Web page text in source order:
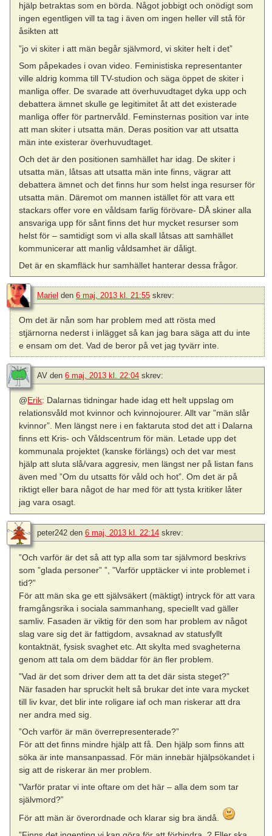
hjälp betraktas som en börda. Något jobbigt och onödigt som
ingen egentligen vill ta tag i även om ingen heller vill stå för
åsikten att
”jo vi skiter i att män begår självmord, vi skiter helt i det”
Som påpekades i ovan video. Feministiska representanter
ville aldrig komma till TV-studion och säga öppet de skiter i
manliga offer. De svarade att överhuvudtaget dyka upp och
debattera ämnet skulle ge legitimitet åt att det existerade
manliga offer för partnervåld. Feminsternas position var inte
att man skiter i utsatta män. Deras position var att utsatta
män inte existerar överhuvudtaget.
Och det är den positionen samhället har idag. De skiter i
utsatta män, låtsas att utsatta män inte finns, vägrar att
debattera ämnet och det finns hur som helst inga resurser för
utsatta män. Däremot om mannen istället för att vara ett
stackars offer vore en våldsam farlig förövare- DÅ skiner alla
ansvariga upp för sånt finns det hur mycket resurser som
helst för – samtidigt som vi alla skall låtsas att samhället
kommunicerar att manlig våldsamhet är dåligt.
Det är en skamfläck hur samhället hanterar dessa frågor.
Mariel den 6 maj, 2013 kl. 21:55 skrev:
Om det är nån som har problem med att rösta med
stjärnorna nederst i inlägget så kan jag bara säga att du inte
e ensam om det. Vad de beror på vet jag tyvärr inte.
AV den 6 maj, 2013 kl. 22:04 skrev:
@Erik: Dalarnas tidningar hade idag ett helt uppslag om
relationsvåld mot kvinnor och kvinnojourer. Allt var ”män slår
kvinnor”. Men längst nere i en faktaruta stod det att i Dalarna
finns ett Kris- och Våldscentrum för män. Letade upp det
kommunala projektet (kanske förlängs) och det var mest
hjälp att sluta slå/vara aggresiv, men längst ner på listan fans
även med ”Om du utsatts för våld och hot”. Om det är på
riktigt eller bara något de har med för att tysta kritiker låter
jag vara osagt.
peter242 den 6 maj, 2013 kl. 22:14 skrev:
”Och varför är det så att typ alla som tar självmord beskrivs
som ”glada personer” ”, ”Varför upptäcker vi inte problemet i
tid?”
För att män ska ge ett självsäkert (mäktigt) intryck för att vara
framgångsrika i sociala sammanhang, speciellt vad gäller
samliv. Fasaden är viktig för den som har problem av något
slag vare sig det är fattigdom, avsaknad av statusfyllt
kontaktnät, fysisk svaghet etc. Att skylta med svagheterna
genom att tala om dem bäddar för än fler problem.
”Vad är det som driver dem att ta det där sista steget?”
När fasaden har spruckit helt så brukar det inte vara mycket
till liv kvar, det blir inte roligare iaf och man riskerar att dra
ner andra med sig.
”Och varför är män överrepresenterade?”
För att det finns mindre hjälp att få. Den hjälp som finns att
söka är inte mansanpassad. För män innebär hjälpsökandet i
sig att de riskerar än mer problem.
”Varför pratar vi inte oftare om det här – alla dem som tar
självmord?”
För att män är överordnade och klarar sig bra ändå.